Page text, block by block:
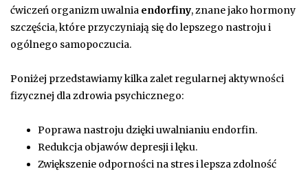
ćwiczeń organizm uwalnia endorfiny, znane jako hormony
szczęścia, które przyczyniają się do lepszego nastroju i
ogólnego samopoczucia.
Poniżej przedstawiamy kilka zalet regularnej aktywności
fizycznej dla zdrowia psychicznego:
Poprawa nastroju dzięki uwalnianiu endorfin.
Redukcja objawów depresji i lęku.
Zwiększenie odporności na stres i lepsza zdolność